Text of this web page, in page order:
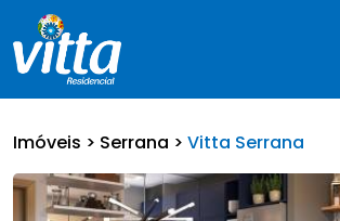
Imóveis > Serrana > Vitta Serrana